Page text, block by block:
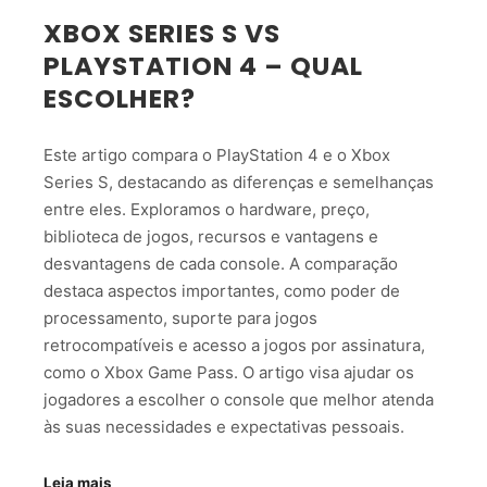
XBOX SERIES S VS
PLAYSTATION 4 – QUAL
ESCOLHER?
Este artigo compara o PlayStation 4 e o Xbox
Series S, destacando as diferenças e semelhanças
entre eles. Exploramos o hardware, preço,
biblioteca de jogos, recursos e vantagens e
desvantagens de cada console. A comparação
destaca aspectos importantes, como poder de
processamento, suporte para jogos
retrocompatíveis e acesso a jogos por assinatura,
como o Xbox Game Pass. O artigo visa ajudar os
jogadores a escolher o console que melhor atenda
às suas necessidades e expectativas pessoais.
Leia mais